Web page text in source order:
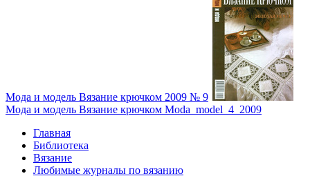
Мода и модель Вязание крючком 2009 № 9
Мода и модель Вязание крючком Moda_model_4_2009
Главная
Библиотека
Вязание
Любимые журналы по вязанию